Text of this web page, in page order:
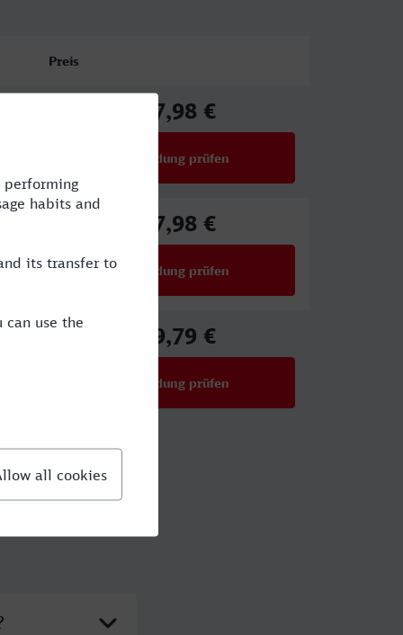
Preis
17,98 €
Verbindung prüfen
17,98 €
Verbindung prüfen
39,79 €
Verbindung prüfen